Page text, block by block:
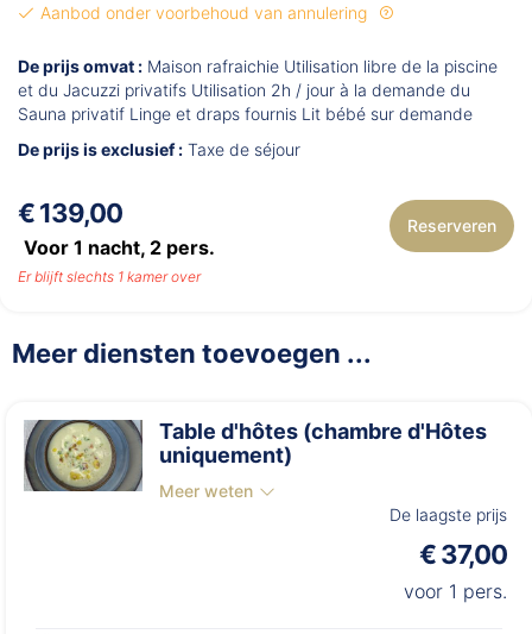
Aanbod onder voorbehoud van annulering
De prijs omvat : Maison rafraichie Utilisation libre de la piscine
et du Jacuzzi privatifs Utilisation 2h / jour à la demande du
Sauna privatif Linge et draps fournis Lit bébé sur demande
De prijs is exclusief : Taxe de séjour
€ 139,00
Voor 1 nacht, 2 pers.
Reserveren
Er blijft slechts 1 kamer over
Meer diensten toevoegen ...
Table d'hôtes (chambre d'Hôtes
uniquement)
Meer weten
De laagste prijs
€ 37,00
voor 1 pers.